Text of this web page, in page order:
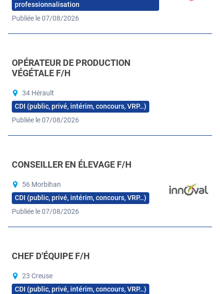
professionnalisation
Publiée le 07/08/2026
OPÉRATEUR DE PRODUCTION
VÉGÉTALE F/H
34 Hérault
CDI (public, privé, intérim, concours, VRP…)
Publiée le 07/08/2026
CONSEILLER EN ÉLEVAGE F/H
56 Morbihan
CDI (public, privé, intérim, concours, VRP…)
Publiée le 07/08/2026
CHEF D'ÉQUIPE F/H
23 Creuse
CDI (public, privé, intérim, concours, VRP…)